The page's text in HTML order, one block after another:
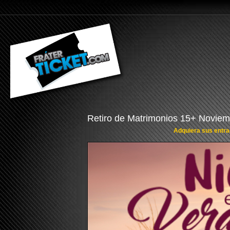
Retiro de Matrimonios 15+
Adquiera sus